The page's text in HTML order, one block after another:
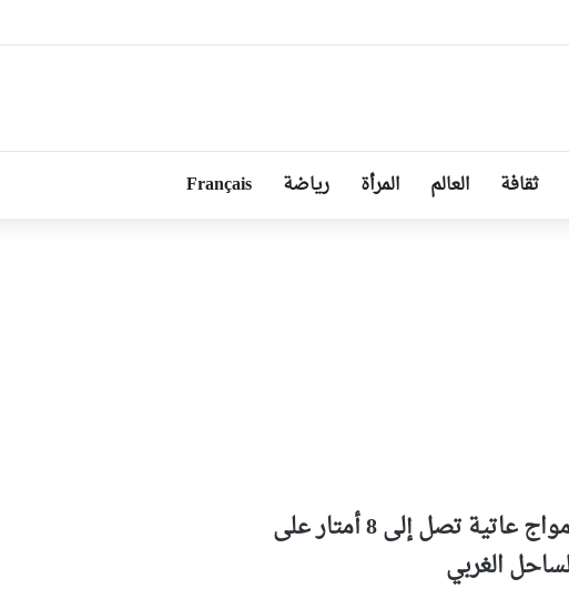
وهناك تقارب تام في وجهات النظر مع الرئيس تبون
ثقافة العالم المرأة رياضة Français
أمواج عاتية تصل إلى 8 أمتار على
الغربي